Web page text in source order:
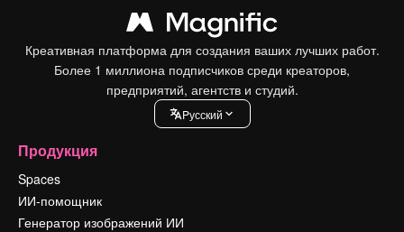
Креативная платформа для создания ваших лучших работ.
Более 1 миллиона подписчиков среди креаторов,
предприятий, агентств и студий.
Pусский
Продукция
Spaces
ИИ-помощник
Генератор изображений ИИ